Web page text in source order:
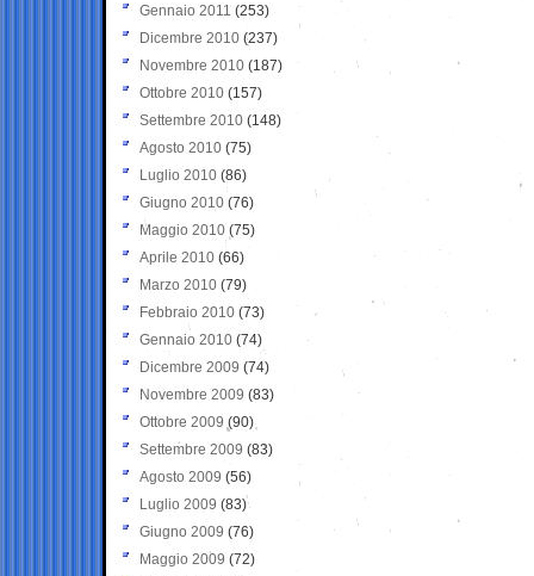
Gennaio 2011 (253)
Dicembre 2010 (237)
Novembre 2010 (187)
Ottobre 2010 (157)
Settembre 2010 (148)
Agosto 2010 (75)
Luglio 2010 (86)
Giugno 2010 (76)
Maggio 2010 (75)
Aprile 2010 (66)
Marzo 2010 (79)
Febbraio 2010 (73)
Gennaio 2010 (74)
Dicembre 2009 (74)
Novembre 2009 (83)
Ottobre 2009 (90)
Settembre 2009 (83)
Agosto 2009 (56)
Luglio 2009 (83)
Giugno 2009 (76)
Maggio 2009 (72)